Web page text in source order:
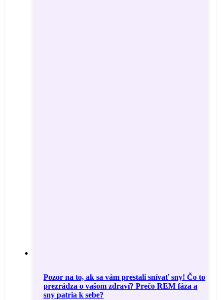
Pozor na to, ak sa vám prestali snívať sny! Čo to
prezrádza o vašom zdraví? Prečo REM fáza a
sny patria k sebe?